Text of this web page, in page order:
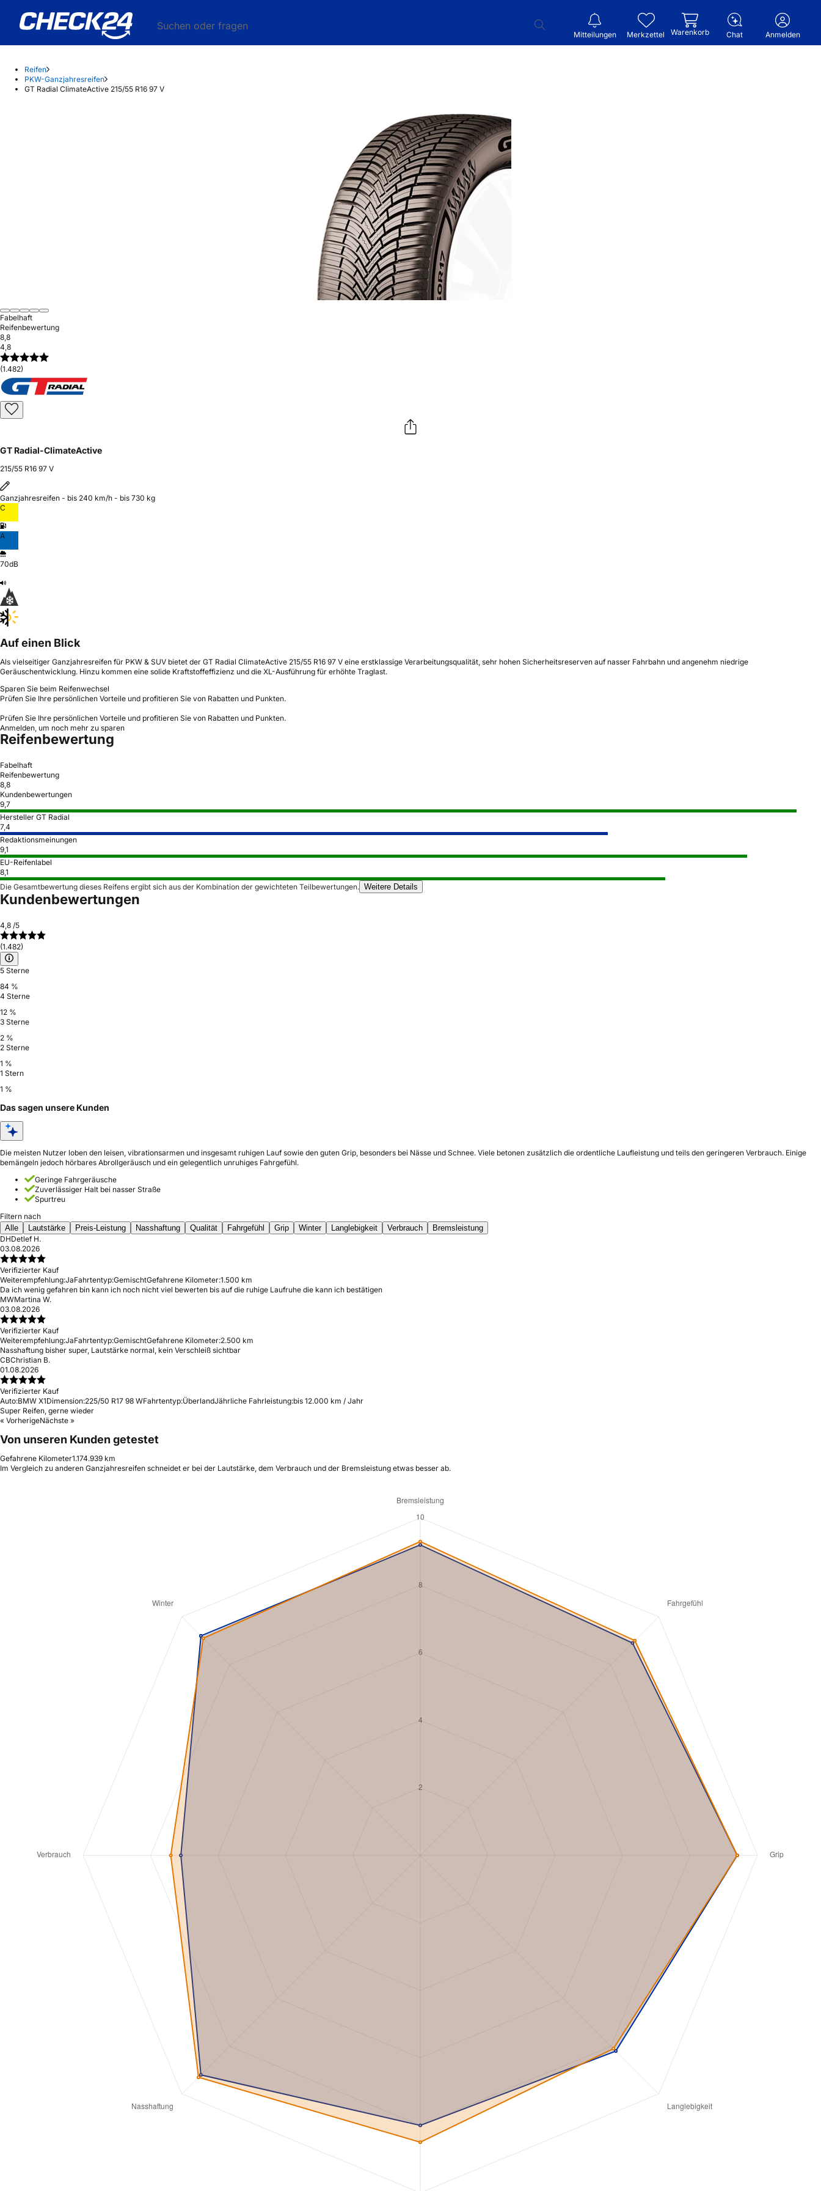
Suchen oder fragen
Mitteilungen Merkzettel Warenkorb Chat Anmelden
Reifen
PKW-Ganzjahresreifen
GT Radial ClimateActive 215/55 R16 97 V
Fabelhaft
Reifenbewertung
8,8
4,8
(1.482)
GT Radial-ClimateActive
215/55 R16 97 V
Ganzjahresreifen - bis 240 km/h - bis 730 kg
C
A
70dB
Auf einen Blick
Als vielseitiger Ganzjahresreifen für PKW & SUV bietet der GT Radial ClimateActive 215/55 R16 97 V eine erstklassige Verarbeitungsqualität, sehr hohen Sicherheitsreserven auf nasser Fahrbahn und angenehm niedrige
Geräuschentwicklung. Hinzu kommen eine solide Kraftstoffeffizienz und die XL-Ausführung für erhöhte Traglast.
Sparen Sie beim Reifenwechsel
Prüfen Sie Ihre persönlichen Vorteile und profitieren Sie von Rabatten und Punkten.
Prüfen Sie Ihre persönlichen Vorteile und profitieren Sie von Rabatten und Punkten.
Anmelden, um noch mehr zu sparen
Reifenbewertung
Fabelhaft
Reifenbewertung
8,8
Kundenbewertungen
9,7
Hersteller GT Radial
7,4
Redaktionsmeinungen
9,1
EU-Reifenlabel
8,1
Die Gesamtbewertung dieses Reifens ergibt sich aus der Kombination der gewichteten Teilbewertungen. Weitere Details
Kundenbewertungen
4,8 /5
(1.482)
5 Sterne
84 %
4 Sterne
12 %
3 Sterne
2 %
2 Sterne
1 %
1 Stern
1 %
Das sagen unsere Kunden
Die meisten Nutzer loben den leisen, vibrationsarmen und insgesamt ruhigen Lauf sowie den guten Grip, besonders bei Nässe und Schnee. Viele betonen zusätzlich die ordentliche Laufleistung und teils den geringeren Verbrauch. Einige
bemängeln jedoch hörbares Abrollgeräusch und ein gelegentlich unruhiges Fahrgefühl.
Geringe Fahrgeräusche
Zuverlässiger Halt bei nasser Straße
Spurtreu
Filtern nach
Alle
Lautstärke Preis-Leistung Nasshaftung Qualität Fahrgefühl Grip Winter Langlebigkeit Verbrauch
Bremsleistung
DHDetlef H.
03.08.2026
Verifizierter Kauf
Weiterempfehlung:JaFahrtentyp:GemischtGefahrene Kilometer:1.500 km
Da ich wenig gefahren bin kann ich noch nicht viel bewerten bis auf die ruhige Laufruhe die kann ich bestätigen
MWMartina W.
03.08.2026
Verifizierter Kauf
Weiterempfehlung:JaFahrtentyp:GemischtGefahrene Kilometer:2.500 km
Nasshaftung bisher super, Lautstärke normal, kein Verschleiß sichtbar
CBChristian B.
01.08.2026
Verifizierter Kauf
Auto:BMW X1Dimension:225/50 R17 98 WFahrtentyp:ÜberlandJährliche Fahrleistung:bis 12.000 km / Jahr
Super Reifen, gerne wieder
« VorherigeNächste »
Von unseren Kunden getestet
Gefahrene Kilometer1.174.939 km
Im Vergleich zu anderen Ganzjahresreifen schneidet er bei der Lautstärke, dem Verbrauch und der Bremsleistung etwas besser ab.